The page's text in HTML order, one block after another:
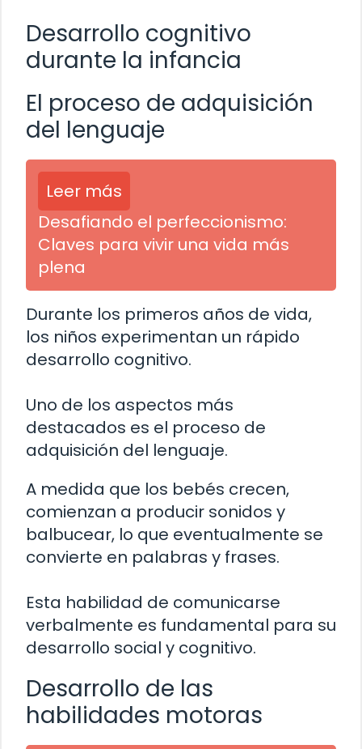
Desarrollo cognitivo
durante la infancia
El proceso de adquisición
del lenguaje
Leer más
Desafiando el perfeccionismo:
Claves para vivir una vida más
plena
Durante los primeros años de vida,
los niños experimentan un rápido
desarrollo cognitivo.
Uno de los aspectos más
destacados es el proceso de
adquisición del lenguaje.
A medida que los bebés crecen,
comienzan a producir sonidos y
balbucear, lo que eventualmente se
convierte en palabras y frases.
Esta habilidad de comunicarse
verbalmente es fundamental para su
desarrollo social y cognitivo.
Desarrollo de las
habilidades motoras